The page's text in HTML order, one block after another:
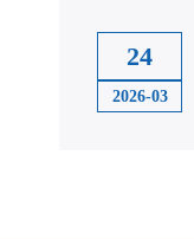
24
2026-03